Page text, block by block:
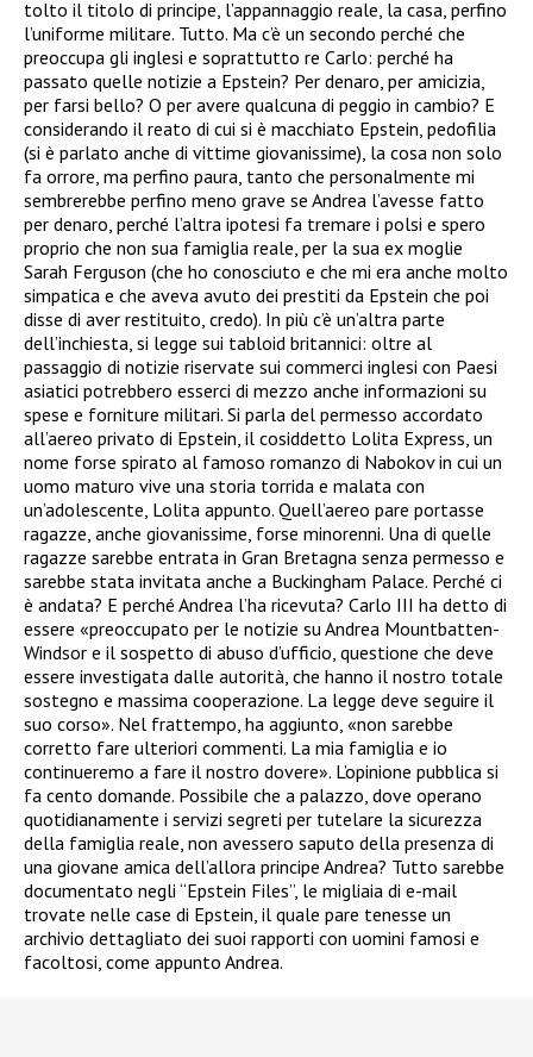
tolto il titolo di principe, l’appannaggio reale, la casa, perfino
l’uniforme militare. Tutto. Ma c’è un secondo perché che
preoccupa gli inglesi e soprattutto re Carlo: perché ha
passato quelle notizie a Epstein? Per denaro, per amicizia,
per farsi bello? O per avere qualcuna di peggio in cambio? E
considerando il reato di cui si è macchiato Epstein, pedofilia
(si è parlato anche di vittime giovanissime), la cosa non solo
fa orrore, ma perfino paura, tanto che personalmente mi
sembrerebbe perfino meno grave se Andrea l’avesse fatto
per denaro, perché l’altra ipotesi fa tremare i polsi e spero
proprio che non sua famiglia reale, per la sua ex moglie
Sarah Ferguson (che ho conosciuto e che mi era anche molto
simpatica e che aveva avuto dei prestiti da Epstein che poi
disse di aver restituito, credo). In più c’è un’altra parte
dell’inchiesta, si legge sui tabloid britannici: oltre al
passaggio di notizie riservate sui commerci inglesi con Paesi
asiatici potrebbero esserci di mezzo anche informazioni su
spese e forniture militari. Si parla del permesso accordato
all’aereo privato di Epstein, il cosiddetto Lolita Express, un
nome forse spirato al famoso romanzo di Nabokov in cui un
uomo maturo vive una storia torrida e malata con
un’adolescente, Lolita appunto. Quell’aereo pare portasse
ragazze, anche giovanissime, forse minorenni. Una di quelle
ragazze sarebbe entrata in Gran Bretagna senza permesso e
sarebbe stata invitata anche a Buckingham Palace. Perché ci
è andata? E perché Andrea l’ha ricevuta? Carlo III ha detto di
essere «preoccupato per le notizie su Andrea Mountbatten-
Windsor e il sospetto di abuso d’ufficio, questione che deve
essere investigata dalle autorità, che hanno il nostro totale
sostegno e massima cooperazione. La legge deve seguire il
suo corso». Nel frattempo, ha aggiunto, «non sarebbe
corretto fare ulteriori commenti. La mia famiglia e io
continueremo a fare il nostro dovere». L’opinione pubblica si
fa cento domande. Possibile che a palazzo, dove operano
quotidianamente i servizi segreti per tutelare la sicurezza
della famiglia reale, non avessero saputo della presenza di
una giovane amica dell’allora principe Andrea? Tutto sarebbe
documentato negli “Epstein Files”, le migliaia di e-mail
trovate nelle case di Epstein, il quale pare tenesse un
archivio dettagliato dei suoi rapporti con uomini famosi e
facoltosi, come appunto Andrea.